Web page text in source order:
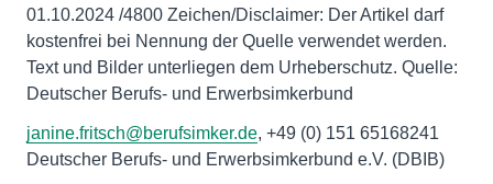
01.10.2024 /4800 Zeichen/Disclaimer: Der Artikel darf
kostenfrei bei Nennung der Quelle verwendet werden.
Text und Bilder unterliegen dem Urheberschutz. Quelle:
Deutscher Berufs- und Erwerbsimkerbund
janine.fritsch@berufsimker.de, +49 (0) 151 65168241
Deutscher Berufs- und Erwerbsimkerbund e.V. (DBIB)